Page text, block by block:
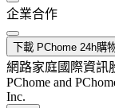
企業合作
下載 PChome 24h購
網路家庭國際資訊
PChome and
Inc.